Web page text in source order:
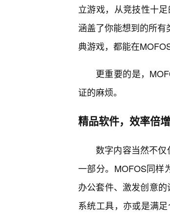
立游戏，从竞技性十
涵盖了你能想到的所
典游戏，都能在
更重要的是，
证的麻烦。
精品软件，效率倍
数字内容当然不
一部分。MOFOS同样
办公套件、激发创意
系统工具，亦或是满